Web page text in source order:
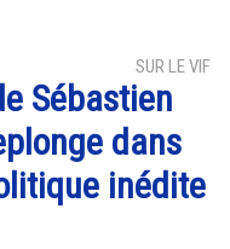
SUR LE VIF
Sébastien
dans
inédite